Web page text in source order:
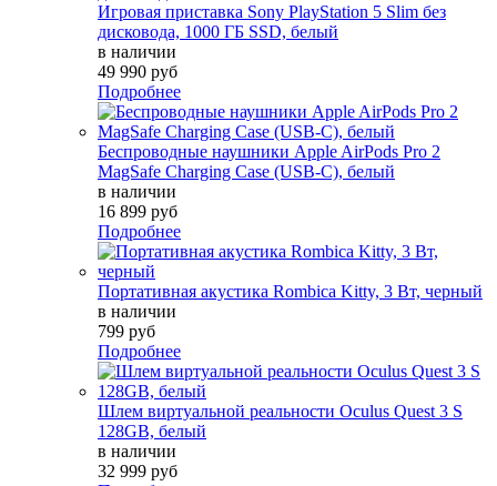
Игровая приставка Sony PlayStation 5 Slim без
дисковода, 1000 ГБ SSD, белый
в наличии
49 990 руб
Подробнее
Беспроводные наушники Apple AirPods Pro 2
MagSafe Charging Case (USB-C), белый
в наличии
16 899 руб
Подробнее
Портативная акустика Rombica Kitty, 3 Вт, черный
в наличии
799 руб
Подробнее
Шлем виртуальной реальности Oculus Quest 3 S
128GB, белый
в наличии
32 999 руб